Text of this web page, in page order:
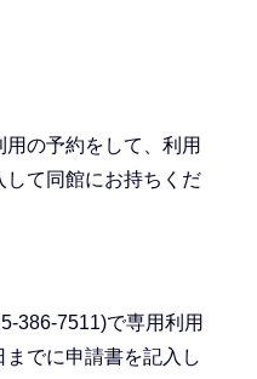
の予約をして、利用
して同館にお持ちくだ
386-7511)で専用利用
でに申請書を記入し